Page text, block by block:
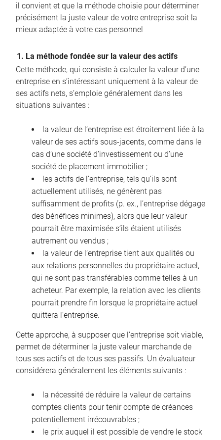
il convient et que la méthode choisie pour déterminer
précisément la juste valeur de votre entreprise soit la
mieux adaptée à votre cas personnel
1. La méthode fondée sur la valeur des actifs
Cette méthode, qui consiste à calculer la valeur d’une
entreprise en s’intéressant uniquement à la valeur de
ses actifs nets, s’emploie généralement dans les
situations suivantes :
la valeur de l’entreprise est étroitement liée à la
valeur de ses actifs sous-jacents, comme dans le
cas d’une société d’investissement ou d’une
société de placement immobilier ;
les actifs de l’entreprise, tels qu’ils sont
actuellement utilisés, ne génèrent pas
suffisamment de profits (p. ex., l’entreprise dégage
des bénéfices minimes), alors que leur valeur
pourrait être maximisée s’ils étaient utilisés
autrement ou vendus ;
la valeur de l’entreprise tient aux qualités ou
aux relations personnelles du propriétaire actuel,
qui ne sont pas transférables comme telles à un
acheteur. Par exemple, la relation avec les clients
pourrait prendre fin lorsque le propriétaire actuel
quittera l’entreprise.
Cette approche, à supposer que l’entreprise soit viable,
permet de déterminer la juste valeur marchande de
tous ses actifs et de tous ses passifs. Un évaluateur
considérera généralement les éléments suivants :
la nécessité de réduire la valeur de certains
comptes clients pour tenir compte de créances
potentiellement irrécouvrables ;
le prix auquel il est possible de vendre le stock